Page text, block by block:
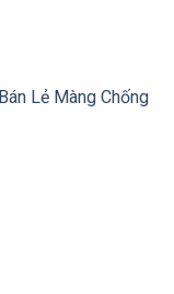
Lẻ Màng Chống